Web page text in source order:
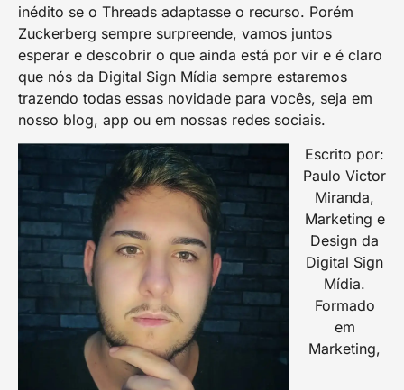
inédito se o Threads adaptasse o recurso. Porém
Zuckerberg sempre surpreende, vamos juntos
esperar e descobrir o que ainda está por vir e é claro
que nós da Digital Sign Mídia sempre estaremos
trazendo todas essas novidade para vocês, seja em
nosso blog, app ou em nossas redes sociais.
Escrito por:
Paulo Victor
Miranda,
Marketing e
Design da
Digital Sign
Mídia.
Formado
em
Marketing,